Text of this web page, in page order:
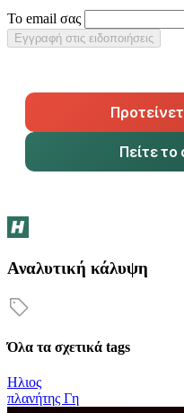
Το email σας
Εγγραφή στις ειδοποιήσεις
Πείτε
Αναλυτική κάλυψη
Όλα τα σχετικά tags
Ηλιος
πλανήτης Γη